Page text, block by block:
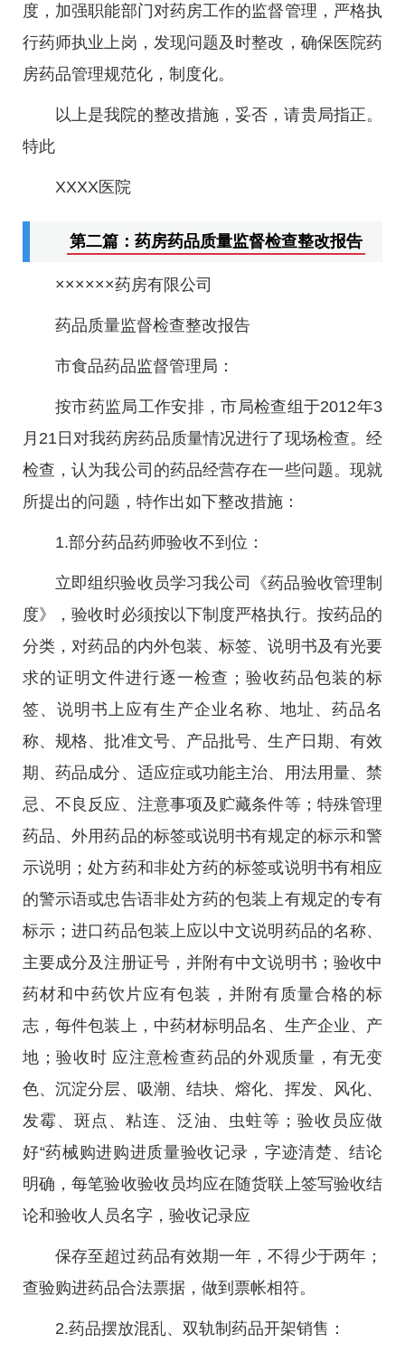
度，加强职能部门对药房工作的监督管理，严格执
行药师执业上岗，发现问题及时整改，确保医院药
房药品管理规范化，制度化。
以上是我院的整改措施，妥否，请贵局指正。
特此
XXXX医院
第二篇：药房药品质量监督检查整改报告
××××××药房有限公司
药品质量监督检查整改报告
市食品药品监督管理局：
按市药监局工作安排，市局检查组于2012年3
月21日对我药房药品质量情况进行了现场检查。经
检查，认为我公司的药品经营存在一些问题。现就
所提出的问题，特作出如下整改措施：
1.部分药品药师验收不到位：
立即组织验收员学习我公司《药品验收管理制
度》，验收时必须按以下制度严格执行。按药品的
分类，对药品的内外包装、标签、说明书及有光要
求的证明文件进行逐一检查；验收药品包装的标
签、说明书上应有生产企业名称、地址、药品名
称、规格、批准文号、产品批号、生产日期、有效
期、药品成分、适应症或功能主治、用法用量、禁
忌、不良反应、注意事项及贮藏条件等；特殊管理
药品、外用药品的标签或说明书有规定的标示和警
示说明；处方药和非处方药的标签或说明书有相应
的警示语或忠告语非处方药的包装上有规定的专有
标示；进口药品包装上应以中文说明药品的名称、
主要成分及注册证号，并附有中文说明书；验收中
药材和中药饮片应有包装，并附有质量合格的标
志，每件包装上，中药材标明品名、生产企业、产
地；验收时 应注意检查药品的外观质量，有无变
色、沉淀分层、吸潮、结块、熔化、挥发、风化、
发霉、斑点、粘连、泛油、虫蛀等；验收员应做
好“药械购进购进质量验收记录，字迹清楚、结论
明确，每笔验收验收员均应在随货联上签写验收结
论和验收人员名字，验收记录应
保存至超过药品有效期一年，不得少于两年；
查验购进药品合法票据，做到票帐相符。
2.药品摆放混乱、双轨制药品开架销售：